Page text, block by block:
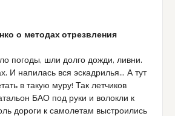
о методах отрезвления
погоды, шли долго дожди, ливни.
И напилась вся эскадрилья… А тут
в такую муру! Так летчиков
БАО под руки и волокли к
дороги к самолетам выстроились